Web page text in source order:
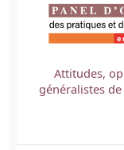
Attitudes,
généralistes